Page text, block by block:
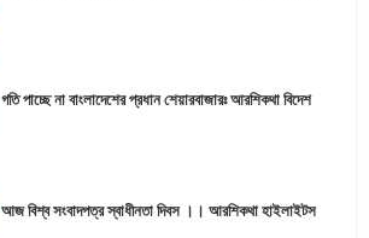
গতি পাচ্ছে না বাংলাদেশের প্রধান শেয়ারবাজারঃ আরশিকথা বিদেশ
আজ বিশ্ব সংবাদপত্র স্বাধীনতা দিবস ।। আরশিকথা হাইলাইটস